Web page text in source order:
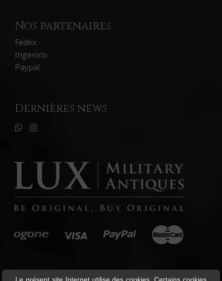
Nos partenaires
Fedex
Ingenico
Paypal
Dernières news